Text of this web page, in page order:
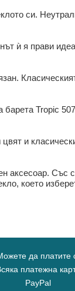
си.
ѝ я прави
барета Tropic
и
аксесоар. Със
което
да платите
платежна
PayPal